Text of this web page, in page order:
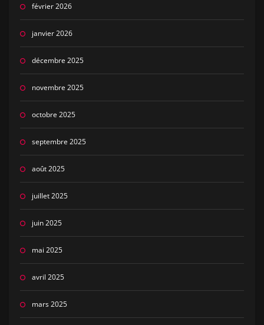
février 2026
janvier 2026
décembre 2025
novembre 2025
octobre 2025
septembre 2025
août 2025
juillet 2025
juin 2025
mai 2025
avril 2025
mars 2025